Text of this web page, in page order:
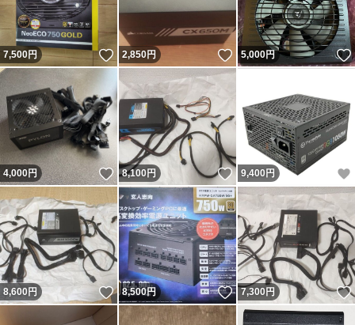
7,500円 いいね！
2,850円 いいね！
5,000円
4,000円 いいね！
8,100円 いいね！
9,400 円
8,600 円 いいね！
8,500円 いいね！
7,300 円